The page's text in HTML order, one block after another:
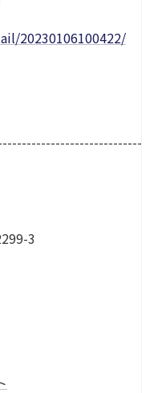
20230106100422/
3